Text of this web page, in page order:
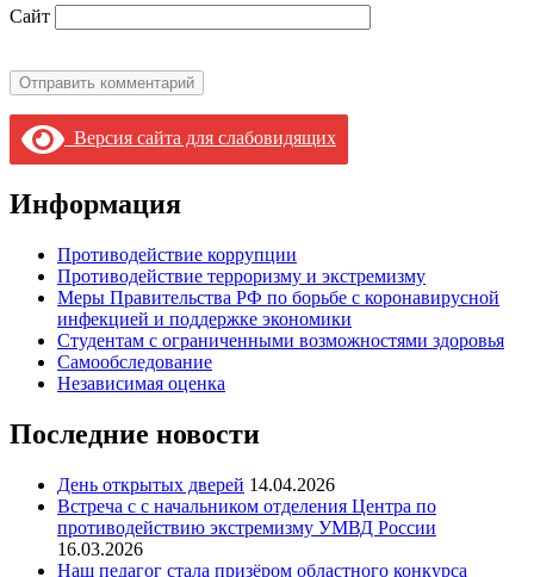
Сайт
Версия сайта для слабовидящих
Информация
Противодействие коррупции
Противодействие терроризму и экстремизму
Меры Правительства РФ по борьбе с коронавирусной
инфекцией и поддержке экономики
Студентам с ограниченными возможностями здоровья
Самообследование
Независимая оценка
Последние новости
День открытых дверей 14.04.2026
Встреча с с начальником отделения Центра по
противодействию экстремизму УМВД России
16.03.2026
Наш педагог стала призёром областного конкурса